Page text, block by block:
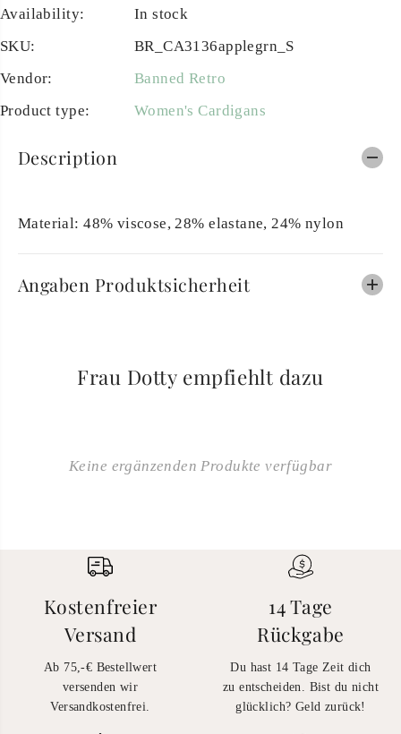
Availability:
In stock
SKU:
BR_CA3136applegrn_S
Vendor:
Banned Retro
Product type:
Women's Cardigans
Description
Material: 48% viscose, 28% elastane, 24% nylon
Angaben Produktsicherheit
Frau Dotty empfiehlt dazu
Keine ergänzenden Produkte verfügbar
Kostenfreier
Versand
Ab 75,-€ Bestellwert
versenden wir
Versandkostenfrei.
14 Tage
Rückgabe
Du hast 14 Tage Zeit dich
zu entscheiden. Bist du nicht
glücklich? Geld zurück!